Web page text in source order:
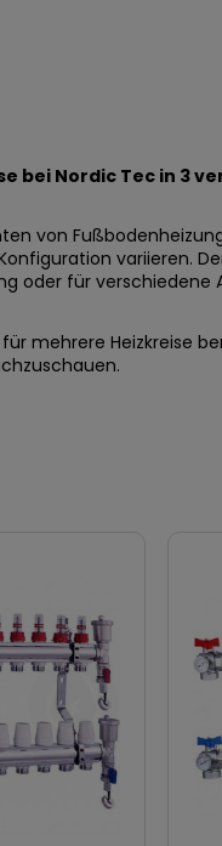
bei Nordic Tec in 3
von
variieren.
oder für verschiedene
mehrere Heizkreise
.